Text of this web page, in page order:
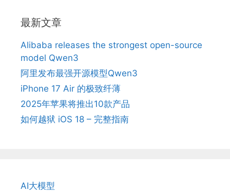
最新文章
Alibaba releases the strongest open-source
model Qwen3
阿里发布最强开源模型Qwen3
iPhone 17 Air 的极致纤薄
2025年苹果将推出10款产品
如何越狱 iOS 18 – 完整指南
AI大模型